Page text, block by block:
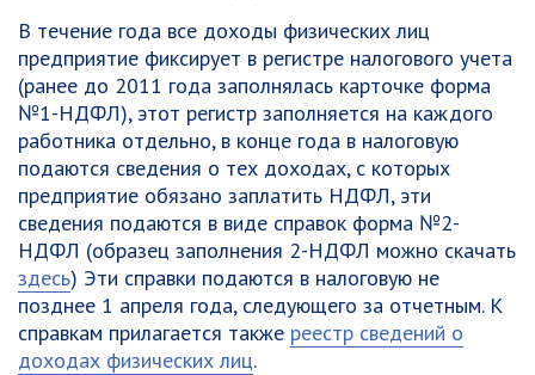
В течение года все доходы физических лиц
предприятие фиксирует в регистре налогового учета
(ранее до 2011 года заполнялась карточке форма
№1-НДФЛ), этот регистр заполняется на каждого
работника отдельно, в конце года в налоговую
подаются сведения о тех доходах, с которых
предприятие обязано заплатить НДФЛ, эти
сведения подаются в виде справок форма №2-
НДФЛ (образец заполнения 2-НДФЛ можно скачать
здесь) Эти справки подаются в налоговую не
позднее 1 апреля года, следующего за отчетным. К
справкам прилагается также реестр сведений о
доходах физических лиц.